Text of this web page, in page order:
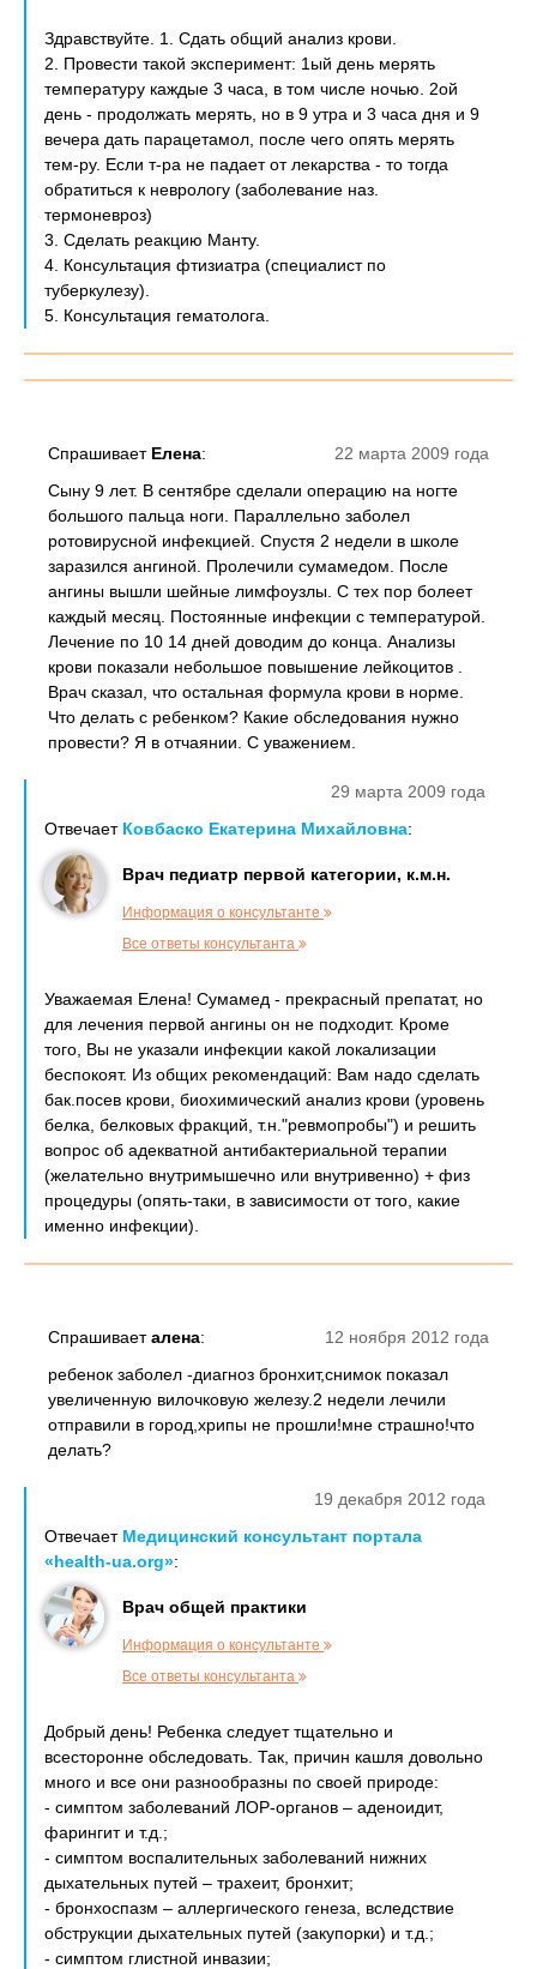
Здравствуйте. 1. Сдать общий анализ крови.
2. Провести такой эксперимент: 1ый день мерять
температуру каждые 3 часа, в том числе ночью. 2ой
день - продолжать мерять, но в 9 утра и 3 часа дня и 9
вечера дать парацетамол, после чего опять мерять
тем-ру. Если т-ра не падает от лекарства - то тогда
обратиться к неврологу (заболевание наз.
термоневроз)
3. Сделать реакцию Манту.
4. Консультация фтизиатра (специалист по
туберкулезу).
5. Консультация гематолога.
22 марта 2009 года
Спрашивает Елена:
Сыну 9 лет. В сентябре сделали операцию на ногте
большого пальца ноги. Параллельно заболел
ротовирусной инфекцией. Спустя 2 недели в школе
заразился ангиной. Пролечили сумамедом. После
ангины вышли шейные лимфоузлы. С тех пор болеет
каждый месяц. Постоянные инфекции с температурой.
Лечение по 10 14 дней доводим до конца. Анализы
крови показали небольшое повышение лейкоцитов .
Врач сказал, что остальная формула крови в норме.
Что делать с ребенком? Какие обследования нужно
провести? Я в отчаянии. С уважением.
29 марта 2009 года
Отвечает Ковбаско Екатерина Михайловна:
Врач педиатр первой категории, к.м.н.
Информация о консультанте
Все ответы консультанта
Уважаемая Елена! Сумамед - прекрасный препатат, но
для лечения первой ангины он не подходит. Кроме
того, Вы не указали инфекции какой локализации
беспокоят. Из общих рекомендаций: Вам надо сделать
бак.посев крови, биохимический анализ крови (уровень
белка, белковых фракций, т.н."ревмопробы") и решить
вопрос об адекватной антибактериальной терапии
(желательно внутримышечно или внутривенно) + физ
процедуры (опять-таки, в зависимости от того, какие
именно инфекции).
12 ноября 2012 года
Спрашиваеталена:
ребенок заболел -диагноз бронхит,снимок показал
увеличенную вилочковую железу.2 недели лечили
отправили в город,хрипы не прошли!мне страшно!что
делать?
19 декабря 2012 года
Отвечает Медицинский консультант портала
«health-ua.org»:
Врач общей практики
Информация о консультанте
Все ответы консультанта
Добрый день! Ребенка следует тщательно и
всесторонне обследовать. Так, причин кашля довольно
много и все они разнообразны по своей природе:
- симптом заболеваний ЛОР-органов – аденоидит,
фарингит и т.д.;
- симптом воспалительных заболеваний нижних
дыхательных путей – трахеит, бронхит;
- бронхоспазм – аллергического генеза, вследствие
обструкции дыхательных путей (закупорки) и т.д.;
- симптом глистной инвазии;